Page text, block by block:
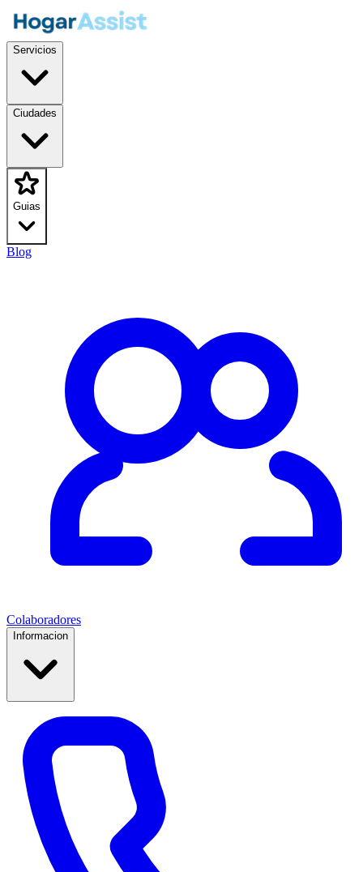
Servicios
Ciudades
Guias
Blog
Colaboradores
Informacion